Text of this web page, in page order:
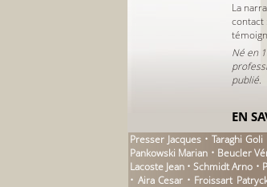
La
contact
Né en
publié.
EN
Presser Jacques • Taraghi
Pankowski Marian • Beucler
Lacoste Jean • Schmidt Arno •
• Aira Cesar • Froissart